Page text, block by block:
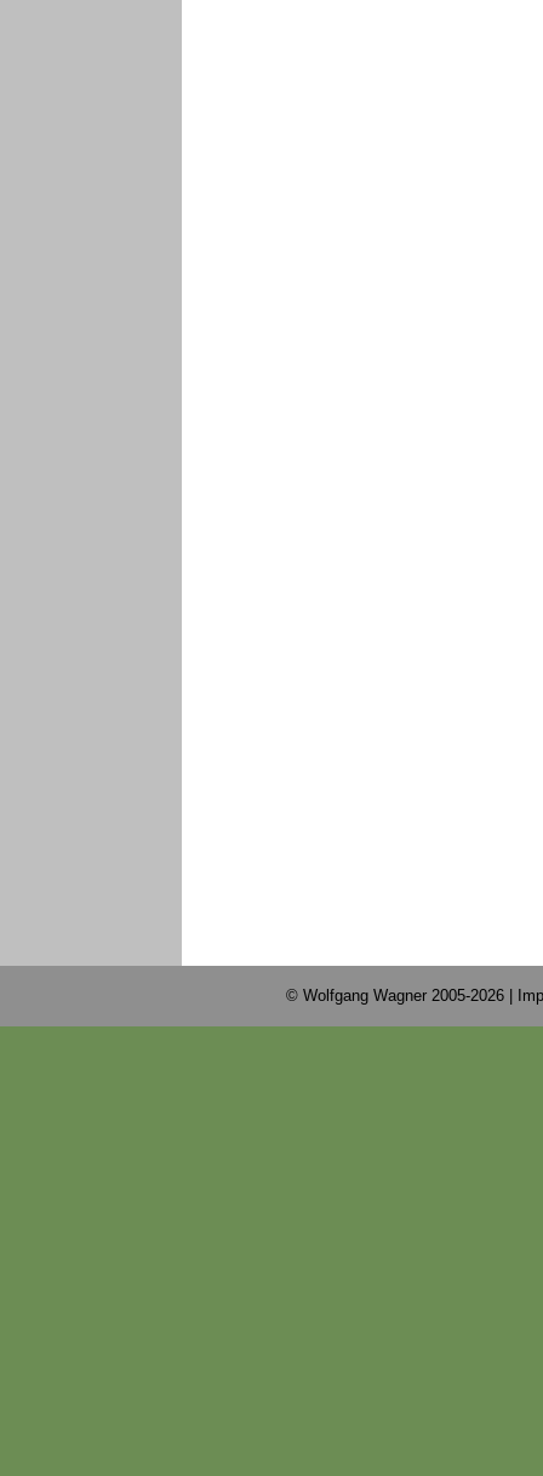
© Wolfgang Wagner 2005-2026 |